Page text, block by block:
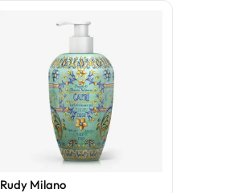
Rudy Milano